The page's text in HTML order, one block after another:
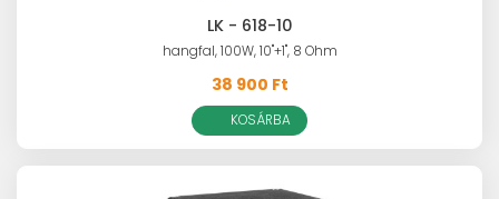
LK - 618-10
hangfal, 100W, 10"+1", 8 Ohm
38 900 Ft
KOSÁRBA